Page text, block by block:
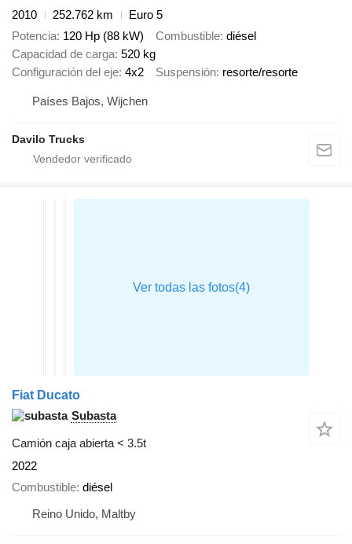
2010
252.762 km
Euro 5
Potencia 120 Hp (88 kW) Combustible diésel
Capacidad de carga 520 kg
Configuración del eje 4x2 Suspensión resorte/resorte
Países Bajos, Wijchen
Davilo Trucks
Fiat Ducato
Subasta
Camión caja abierta < 3.5t
2022
Combustible diésel
Reino Unido, Maltby